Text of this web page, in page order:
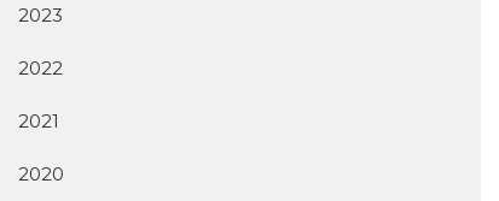
2023
2022
2021
2020